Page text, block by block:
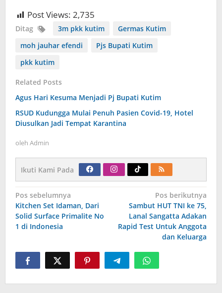
Post Views: 2,735
Ditag 3m pkk kutim
Germas Kutim
moh jauhar efendi
Pjs Bupati Kutim
pkk kutim
Related Posts
Agus Hari Kesuma Menjadi Pj Bupati Kutim
RSUD Kudungga Mulai Penuh Pasien Covid-19, Hotel
Diusulkan Jadi Tempat Karantina
oleh Admin
Ikuti Kami Pada
Navigasi
pos
Pos sebelumnya
Kitchen Set Idaman, Dari
Solid Surface Primalite No
1 di Indonesia
Pos berikutnya
Sambut HUT TNI ke 75,
Lanal Sangatta Adakan
Rapid Test Untuk Anggota
dan Keluarga